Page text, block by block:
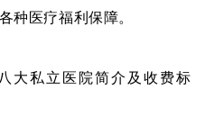
种医疗福利保障。
大私立医院简介及收费标